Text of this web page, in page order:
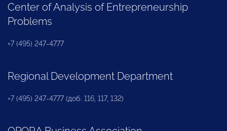
Center of Analysis of Entrepreneurship
Problems
+7 (495) 247-4777
Regional Development Department
+7 (495) 247-4777 (доб. 116, 117, 132)